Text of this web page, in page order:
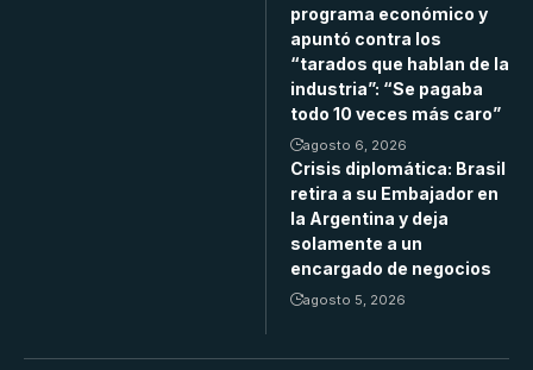
programa económico y
apuntó contra los
“tarados que hablan de la
industria”: “Se pagaba
todo 10 veces más caro”
agosto 6, 2026
Crisis diplomática: Brasil
retira a su Embajador en
la Argentina y deja
solamente a un
encargado de negocios
agosto 5, 2026